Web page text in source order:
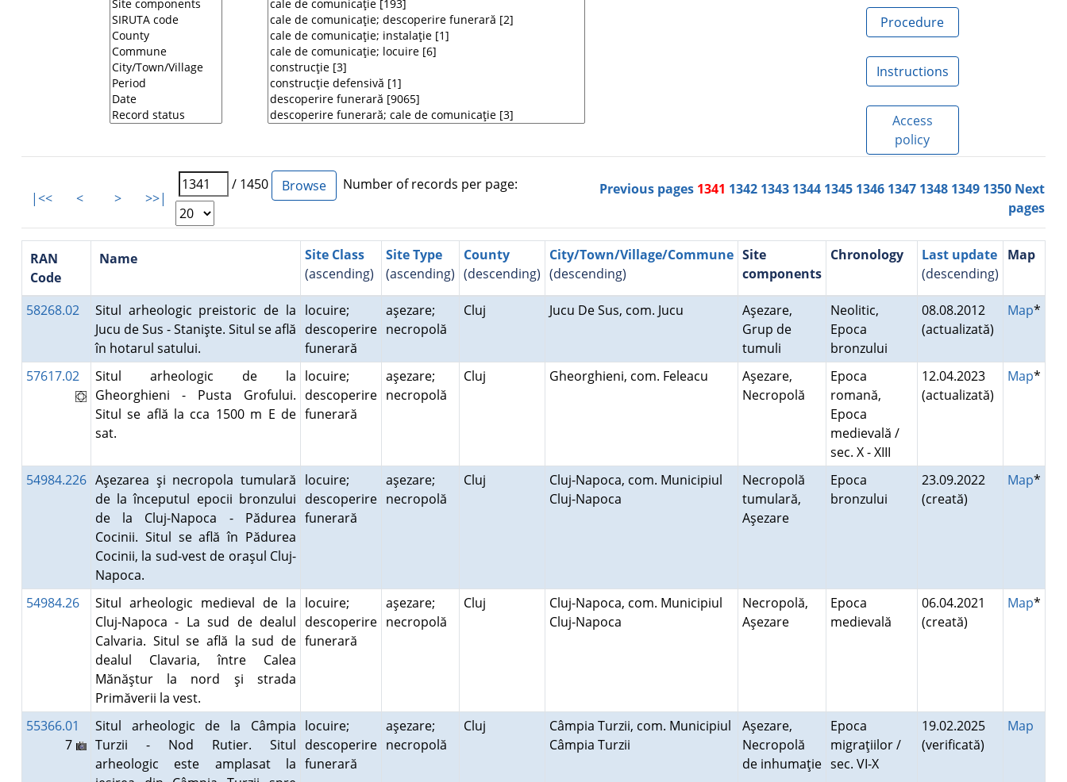
Procedure
Instructions
Access
policy
|<< < > >>|
/ 1450 Number of records per page: Previous pages 1341 1342 1343 1344 1345 1346 1347 1348 1349 1350 Next
pages
RAN
Code
Name
Site Class
(ascending)
Site Type
(ascending)
County
(descending)
City/Town/Village/Commune
(descending)
Site
components
Chronology
Last update
(descending)
Map
58268.02
Situl arheologic preistoric de la
Jucu de Sus - Stanişte. Situl se află
în hotarul satului.
locuire;
descoperire
funerară
aşezare;
necropolă
Cluj Jucu De Sus, com. Jucu
Aşezare,
Grup de
tumuli
Neolitic,
Epoca
bronzului
08.08.2012
(actualizată)
Map*
57617.02
Situl arheologic de la
Gheorghieni - Pusta Grofului.
Situl se află la cca 1500 m E de
sat.
locuire;
descoperire
funerară
aşezare;
necropolă
Cluj Gheorghieni, com. Feleacu
Aşezare,
Necropolă
Epoca
romană,
Epoca
medievală /
sec. X - XIII
12.04.2023
(actualizată)
Map*
54984.226 Aşezarea şi necropola tumulară
de la începutul epocii bronzului
de la Cluj-Napoca - Pădurea
Cocinii. Situl se află în Pădurea
Cocinii, la sud-vest de oraşul Cluj-
Napoca.
locuire;
descoperire
funerară
aşezare;
necropolă
Cluj
Cluj-Napoca, com. Municipiul
Cluj-Napoca
Necropolă
tumulară,
Aşezare
Epoca
bronzului
23.09.2022
(creată)
Map*
54984.26
Situl arheologic medieval de la
Cluj-Napoca - La sud de dealul
Calvaria. Situl se află la sud de
dealul Clavaria, între Calea
Mănăştur la nord şi strada
Primăverii la vest.
locuire;
descoperire
funerară
aşezare;
necropolă
Cluj
Cluj-Napoca, com. Municipiul
Cluj-Napoca
Necropolă,
Aşezare
Epoca
medievală
06.04.2021
(creată)
Map*
55366.01
7
Situl arheologic de la Câmpia
Turzii - Nod Rutier. Situl
arheologic este amplasat la
locuire;
descoperire
funerară
aşezare;
necropolă
Cluj
Câmpia Turzii, com. Municipiul
Câmpia Turzii
Aşezare,
Necropolă
de inhumaţie
Epoca
migraţiilor /
sec. VI-X
19.02.2025
(verificată)
Map